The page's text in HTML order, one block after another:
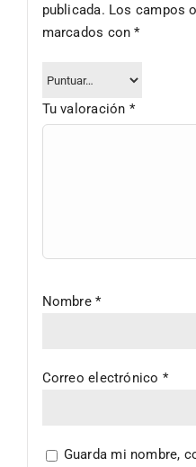
publicada. Los campos
marcados con*
Tu valoración *
Nombre*
Correo electrónico *
Guarda mi nombre,